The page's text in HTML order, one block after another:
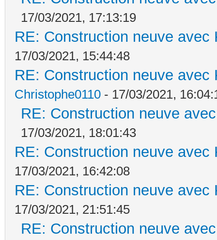
17/03/2021, 17:13:19
RE: Construction neuve avec
17/03/2021, 15:44:48
RE: Construction neuve avec
Christophe0110 - 17/03/2021,
RE: Construction neuve
17/03/2021, 18:01:43
RE: Construction neuve avec
17/03/2021, 16:42:08
RE: Construction neuve avec
17/03/2021, 21:51:45
RE: Construction neuve